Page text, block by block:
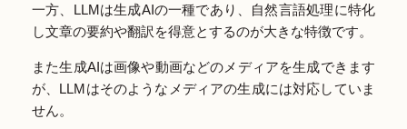
一方、LLMは生成AIの一種であり、自然言語処理に特化
し文章の要約や翻訳を得意とするのが大きな特徴です。
また生成AIは画像や動画などのメディアを生成できます
が、LLMはそのようなメディアの生成には対応していま
せん。